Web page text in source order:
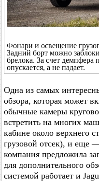
Фонари и освещение
Задний борт можно
брелока. За счет демпфера
опускается, а не падает.
Одна из самых
обзора, которая может
обычные камеры
встретить на многих
кабине около верхнего
грузовой отсек), и еще
компания предложила
для дополнительного
системой работает и